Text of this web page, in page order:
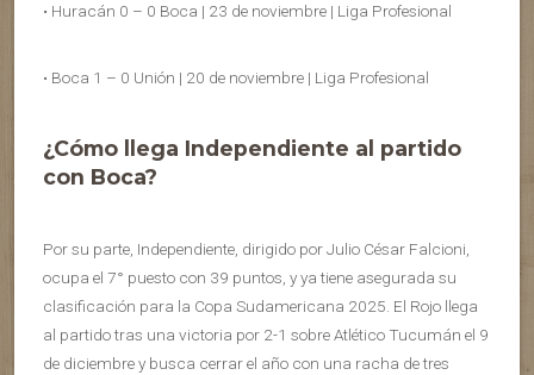
• Huracán 0 – 0 Boca | 23 de noviembre | Liga Profesional
• Boca 1 – 0 Unión | 20 de noviembre | Liga Profesional
¿Cómo llega Independiente al partido
con Boca?
Por su parte, Independiente, dirigido por Julio César Falcioni,
ocupa el 7° puesto con 39 puntos, y ya tiene asegurada su
clasificación para la Copa Sudamericana 2025. El Rojo llega
al partido tras una victoria por 2-1 sobre Atlético Tucumán el 9
de diciembre y busca cerrar el año con una racha de tres